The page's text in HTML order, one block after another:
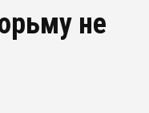
не